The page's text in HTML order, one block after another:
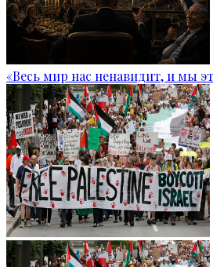
«Весь мир нас ненавидит, и мы